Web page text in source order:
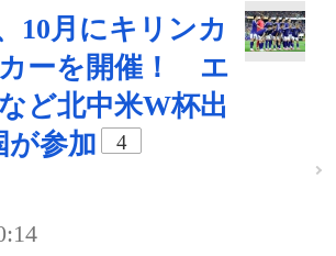
10月にキリンカ
ーを開催！ エ
ど北中米W杯出
が参加
4